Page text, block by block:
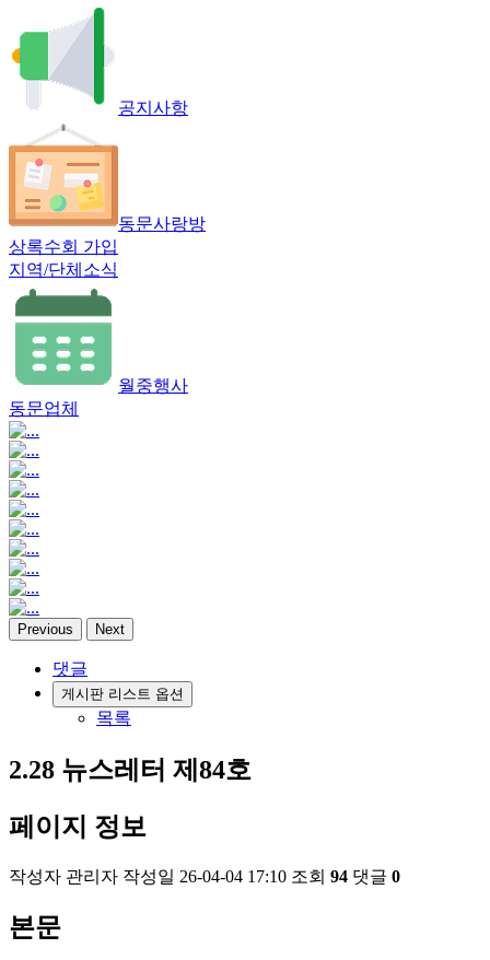
공지사항
동문사랑방
상록수회 가입
지역/단체소식
월중행사
동문업체
Previous Next
댓글
게시판 리스트 옵션
목록
2.28 뉴스레터 제84호
페이지 정보
작성자 관리자 작성일 26-04-04 17:10 조회 94 댓글 0
본문